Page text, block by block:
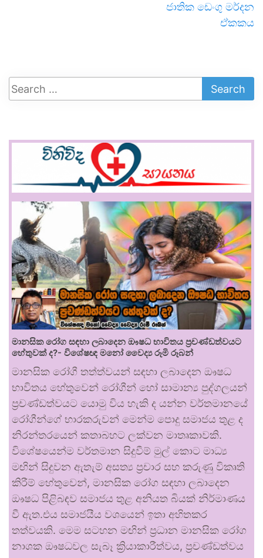
ජාතික ඩෙංගු මර්දන
ඒකකය
මානසික රෝග සඳහා ලබාදෙන ඖෂධ භාවිතය ප්‍රචණ්ඩත්වයට
හේතුවක් ද?- විශේෂඥ මනෝ වෛද්‍ය රූමි රූබන්
මානසික රෝගී තත්ත්වයන් සඳහා ලබාදෙන ඖෂධ
භාවිතය හේතුවෙන් රෝගීන් හෝ සාමාන්‍ය පුද්ගලයන්
ප්‍රචණ්ඩත්වයට යොමු විය හැකි ද යන්න වර්තමානයේ
රෝගීන්ගේ භාරකරුවන් මෙන්ම පොදු සමාජය තුළ ද
නිරන්තරයෙන් කතාබහට ලක්වන මාතෘකාවකි.
විශේෂයෙන්ම වර්තමාන සිදුවීම් මුල් කොට මාධ්‍ය
මඟින් සිදුවන ඇතැම් අසත්‍ය ප්‍රචාර සහ කරුණු විකෘති
කිරීම් හේතුවෙන්, මානසික රෝග සඳහා ලබාදෙන
ඖෂධ පිළිබඳව සමාජය තුළ අනියත බියක් නිර්මාණය
වී ඇත.එය සමාජයීය වශයෙන් ඉතා අහිතකර
තත්වයකි. මෙම සටහන මඟින් ප්‍රධාන මානසික රෝග
නාශක ඖෂධවල සැබෑ ක්‍රියාකාරීත්වය, ප්‍රචණ්ඩත්වය